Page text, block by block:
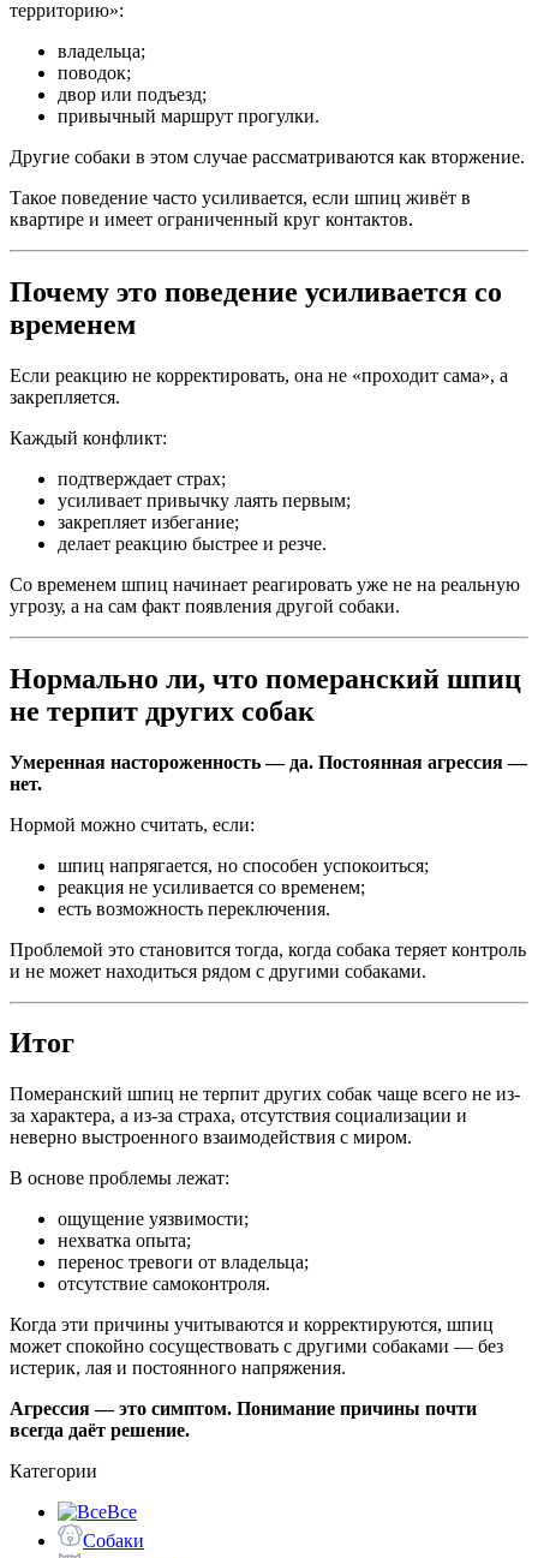
территорию»:
владельца;
поводок;
двор или подъезд;
привычный маршрут прогулки.
Другие собаки в этом случае рассматриваются как вторжение.
Такое поведение часто усиливается, если шпиц живёт в
квартире и имеет ограниченный круг контактов.
Почему это поведение усиливается со
временем
Если реакцию не корректировать, она не «проходит сама», а
закрепляется.
Каждый конфликт:
подтверждает страх;
усиливает привычку лаять первым;
закрепляет избегание;
делает реакцию быстрее и резче.
Со временем шпиц начинает реагировать уже не на реальную
угрозу, а на сам факт появления другой собаки.
Нормально ли, что померанский шпиц
не терпит других собак
Умеренная настороженность — да. Постоянная агрессия —
нет.
Нормой можно считать, если:
шпиц напрягается, но способен успокоиться;
реакция не усиливается со временем;
есть возможность переключения.
Проблемой это становится тогда, когда собака теряет контроль
и не может находиться рядом с другими собаками.
Итог
Померанский шпиц не терпит других собак чаще всего не из-
за характера, а из-за страха, отсутствия социализации и
неверно выстроенного взаимодействия с миром.
В основе проблемы лежат:
ощущение уязвимости;
нехватка опыта;
перенос тревоги от владельца;
отсутствие самоконтроля.
Когда эти причины учитываются и корректируются, шпиц
может спокойно сосуществовать с другими собаками — без
истерик, лая и постоянного напряжения.
Агрессия — это симптом. Понимание причины почти
всегда даёт решение.
Категории
Все
Собаки